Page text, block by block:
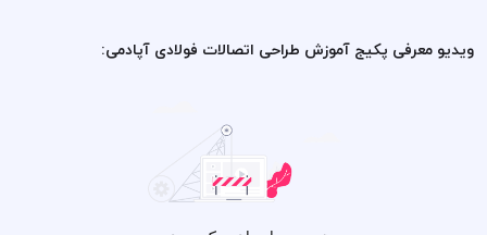
ویدیو معرفی پکیج آموزش طراحی اتصالات فولادی آپادمی: